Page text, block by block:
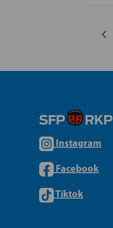
Instagram
Facebook
Tiktok